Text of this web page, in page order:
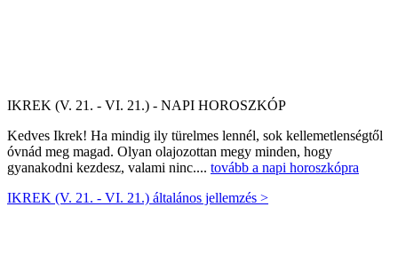
IKREK (V. 21. - VI. 21.) - NAPI HOROSZKÓP
Kedves Ikrek! Ha mindig ily türelmes lennél, sok kellemetlenségtől
óvnád meg magad. Olyan olajozottan megy minden, hogy
gyanakodni kezdesz, valami ninc.... tovább a napi horoszkópra
IKREK (V. 21. - VI. 21.) általános jellemzés >